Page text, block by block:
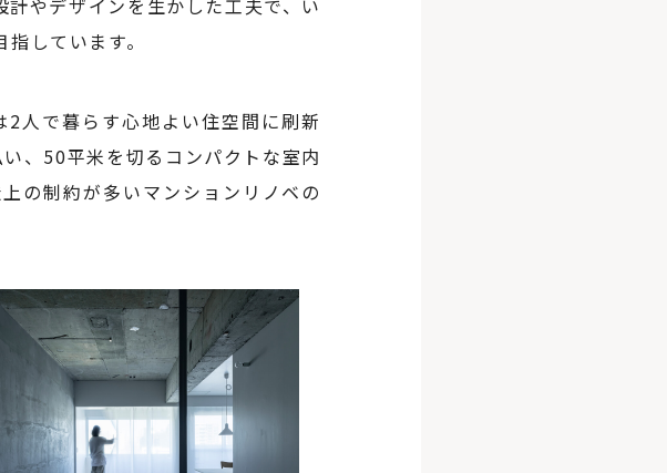
しています。
人で暮らす心地よい住空間に刷新
、50平米を切るコンパクトな室内
の制約が多いマンションリノベの